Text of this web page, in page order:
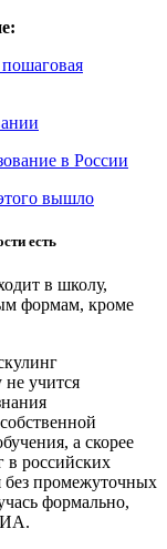
в России
вышло
есть
в школу,
формам, кроме
не учится
а скорее
в российских
без промежуточных
формально,